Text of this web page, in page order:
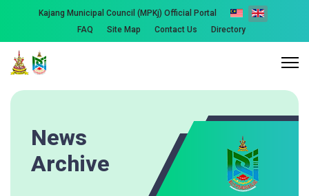
Kajang Municipal Council (MPKj) Official Portal
FAQ
Site Map Contact Us Directory
News
Archive